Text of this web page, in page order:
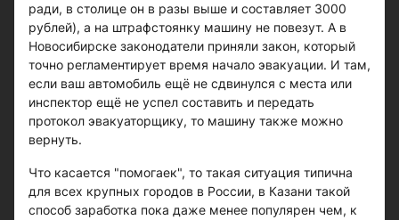
ради, в столице он в разы выше и составляет 3000
рублей), а на штрафстоянку машину не повезут. А в
Новосибирске законодатели приняли закон, который
точно регламентирует время начало эвакуации. И там,
если ваш автомобиль ещё не сдвинулся с места или
инспектор ещё не успел составить и передать
протокол эвакуаторщику, то машину также можно
вернуть.
Что касается "помогаек", то такая ситуация типична
для всех крупных городов в России, в Казани такой
способ заработка пока даже менее популярен чем, к